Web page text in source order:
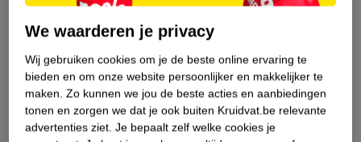
Etiketinformatie
Nature Impact Score
Dit product heeft (nog) geen Nature
Impact Score.
We waarderen je privacy
Wij gebruiken cookies om je de beste online ervaring te
bieden en om onze website persoonlijker en makkelijker te
maken. Zo kunnen we jou de beste acties en aanbiedingen
tonen en zorgen we dat je ook buiten Kruidvat.be relevante
advertenties ziet. Je bepaalt zelf welke cookies je